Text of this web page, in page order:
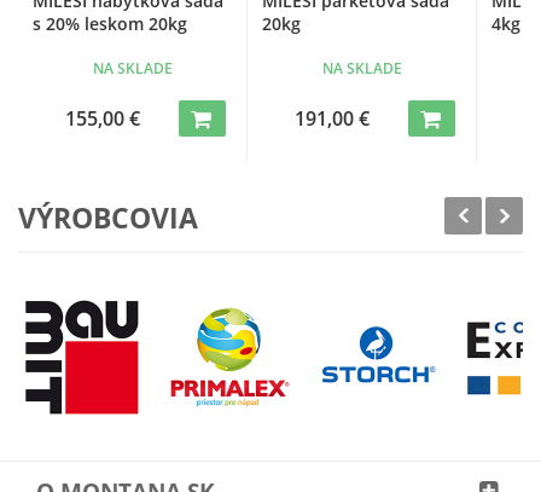
s 20% leskom 20kg
NA SKLADE
155,00 €
20kg
NA SKLADE
191,00 €
4kg
VÝROBCOVIA